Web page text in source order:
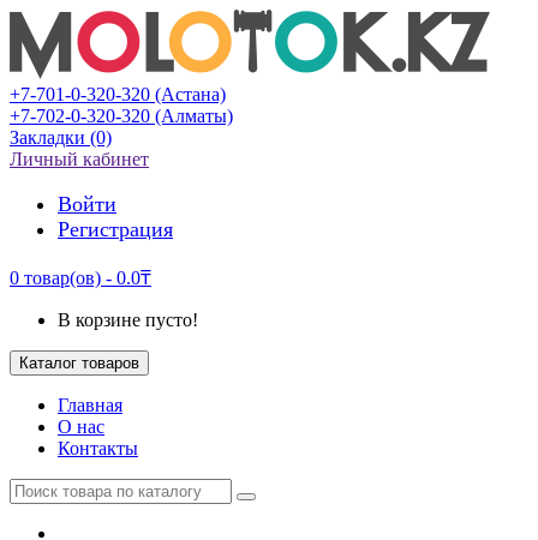
+7-701-0-320-320 (Астана)
+7-702-0-320-320 (Алматы)
Закладки (0)
Личный кабинет
Войти
Регистрация
0 товар(ов) - 0.0₸
В корзине пусто!
Каталог товаров
Главная
О нас
Контакты